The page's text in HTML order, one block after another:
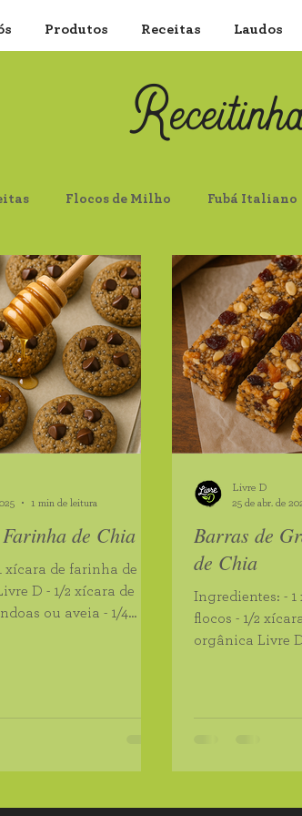
Produtos Receitas Laudos
Flocos de Milho Fubá Italiano
Aveia Flocos Finos Aveia Flocos
de Soja Escura Proteína de Soja
Orgânico Chia Orgânica Chia
Vinagre de Maçã
Farinha de Arroz Integral
Quinoa em Flocos
de Chia
xícara de
ou aveia - 1/4
1 min de leitura
Barras de
de Chia
Ingredientes: - 1 xícara de aveia em
flocos - 1/2 xícara de farinha de chia
orgânica Livre D - 1/4 xícara de mel
Livre D
25 de abr. de